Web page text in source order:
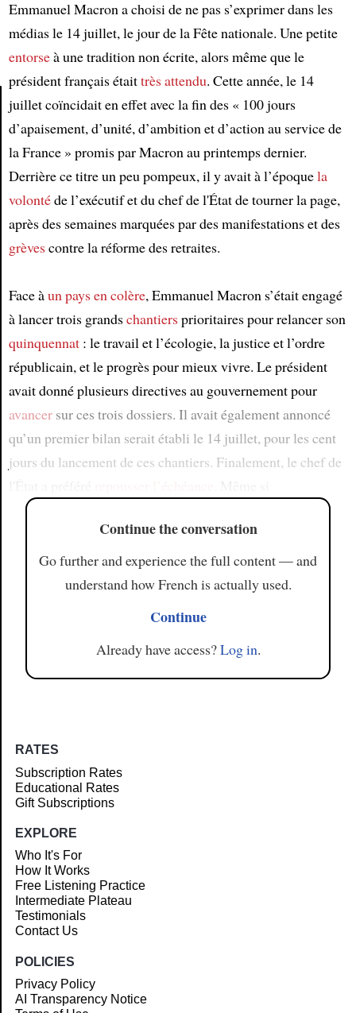
Article
Emmanuel Macron a choisi de ne pas s’exprimer dans les
médias le 14 juillet, le jour de la Fête nationale. Une petite
entorseà une tradition non écrite, alors même que le
président français étaittrès attendu. Cette année, le 14
juillet coïncidait en effet avec la fin des « 100 jours
d’apaisement, d’unité, d’ambition et d’action au service de
la France » promis par Macron au printemps dernier.
Derrière ce titre un peu pompeux, il y avait à l’époquela
volontéde l’exécutif et du chef de l'État de tourner la page,
après des semaines marquées par des manifestations et des
grèvescontre la réforme des retraites.
Face àun pays en colère, Emmanuel Macron s’était engagé
à lancer trois grandschantiersprioritaires pour relancer son
quinquennat: le travail et l’écologie, la justice et l’ordre
républicain, et le progrès pour mieux vivre. Le président
avait donné plusieurs directives au gouvernement pour
avancersur ces trois dossiers. Il avait également annoncé
qu’un premier bilan serait établi le 14 juillet, pour les cent
jours du lancement de ces chantiers. Finalement, le chef de
Continue the conversation
Go further and experience the full content — and
understand how French is actually used.
Continue
Already have access?Log in.
RATES
Subscription Rates
Educational Rates
Gift Subscriptions
EXPLORE
Who It's For
How It Works
Free Listening Practice
Intermediate Plateau
Testimonials
Contact Us
POLICIES
Privacy Policy
AI Transparency Notice